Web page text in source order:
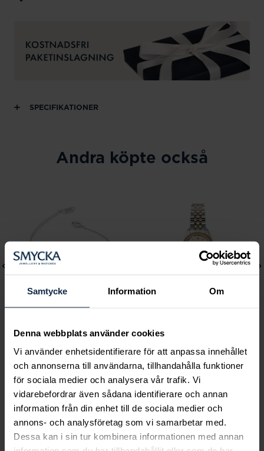
Samtycke Information Om
Denna webbplats använder cookies
Vi använder enhetsidentifierare för att anpassa innehållet
och annonserna till användarna, tillhandahålla funktioner
för sociala medier och analysera vår trafik. Vi
vidarebefordrar även sådana identifierare och annan
information från din enhet till de sociala medier och
annons- och analysföretag som vi samarbetar med.
Dessa kan i sin tur kombinera informationen med annan
SPECIFIKATIONER
Andra köpte också
Ivory
Pris:349 kr
349 kr
Royal Watch 28 mm
Pris
2 399 kr
2 399 kr